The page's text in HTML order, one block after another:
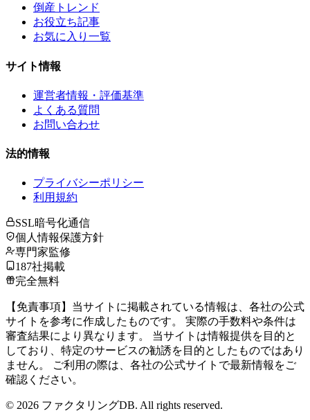
倒産トレンド
お役立ち記事
お気に入り一覧
サイト情報
運営者情報・評価基準
よくある質問
お問い合わせ
法的情報
プライバシーポリシー
利用規約
SSL暗号化通信
個人情報保護方針
専門家監修
187社掲載
完全無料
【免責事項】当サイトに掲載されている情報は、各社の公式
サイトを参考に作成したものです。 実際の手数料や条件は
審査結果により異なります。 当サイトは情報提供を目的と
しており、特定のサービスの勧誘を目的としたものではあり
ません。 ご利用の際は、各社の公式サイトで最新情報をご
確認ください。
© 2026 ファクタリングDB. All rights reserved.